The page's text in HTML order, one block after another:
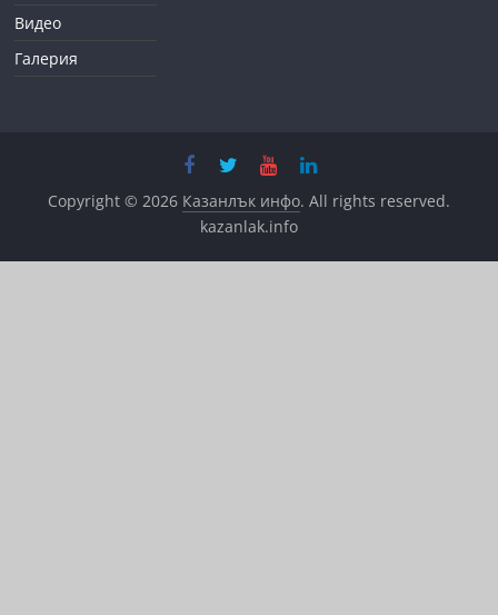
Видео
Галерия
Copyright © 2026 Казанлък инфо. All rights reserved.
kazanlak.info